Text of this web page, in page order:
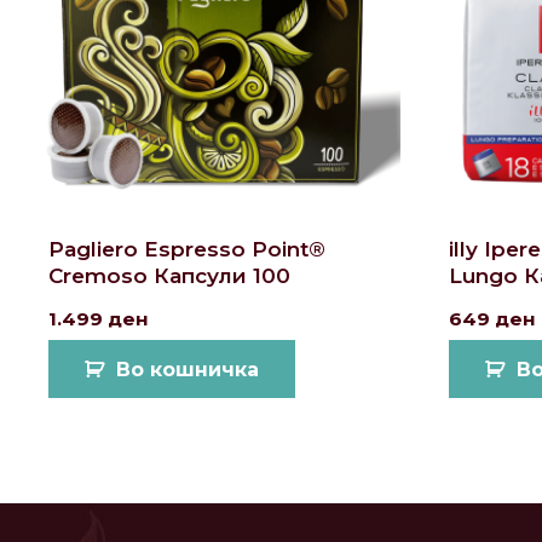
Pagliero Espresso Point®
Cremoso Капсули 100
1.499 ден
Во кошничка
illy
Lungo
649 ден